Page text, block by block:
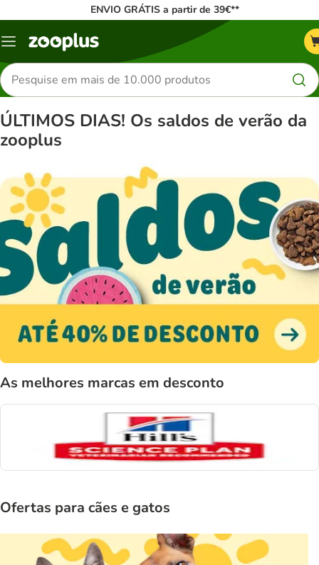
ENVIO GRÁTIS a partir de 39€**
Menu
Pesquisar
produtos
ÚLTIMOS DIAS! Os saldos de verão da
zooplus
As melhores marcas em desconto
Ofertas para cães e gatos